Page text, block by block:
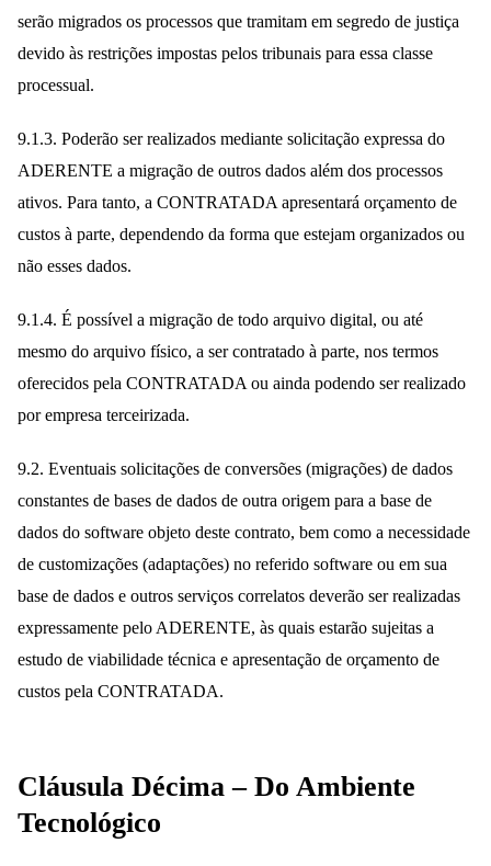
serão migrados os processos que tramitam em segredo de justiça
devido às restrições impostas pelos tribunais para essa classe
processual.
9.1.3. Poderão ser realizados mediante solicitação expressa do
ADERENTE a migração de outros dados além dos processos
ativos. Para tanto, a CONTRATADA apresentará orçamento de
custos à parte, dependendo da forma que estejam organizados ou
não esses dados.
9.1.4. É possível a migração de todo arquivo digital, ou até
mesmo do arquivo físico, a ser contratado à parte, nos termos
oferecidos pela CONTRATADA ou ainda podendo ser realizado
por empresa terceirizada.
9.2. Eventuais solicitações de conversões (migrações) de dados
constantes de bases de dados de outra origem para a base de
dados do software objeto deste contrato, bem como a necessidade
de customizações (adaptações) no referido software ou em sua
base de dados e outros serviços correlatos deverão ser realizadas
expressamente pelo ADERENTE, às quais estarão sujeitas a
estudo de viabilidade técnica e apresentação de orçamento de
custos pela CONTRATADA.
Cláusula Décima – Do Ambiente
Tecnológico